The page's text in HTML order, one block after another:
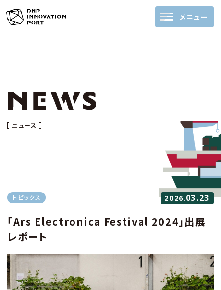
メニュー
ニュース
トピックス 2026.03.23
「Ars Electronica Festival 2024」出展
レポート